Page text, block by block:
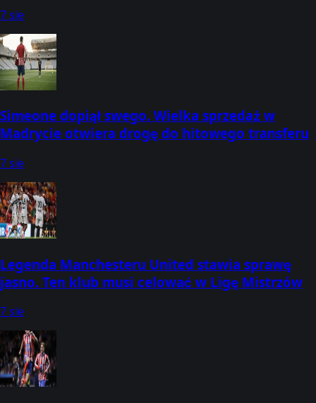
7 sie
Simeone dopiął swego. Wielka sprzedaż w
Madrycie otwiera drogę do hitowego transferu
7 sie
Legenda Manchesteru United stawia sprawę
jasno. Ten klub musi celować w Ligę Mistrzów
7 sie